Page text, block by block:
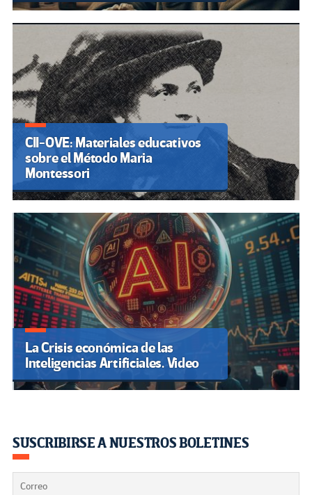
CII-OVE: Materiales educativos
sobre el Método Maria
Montessori
La Crisis económica de las
Inteligencias Artificiales. Video
SUSCRIBIRSE A NUESTROS BOLETINES